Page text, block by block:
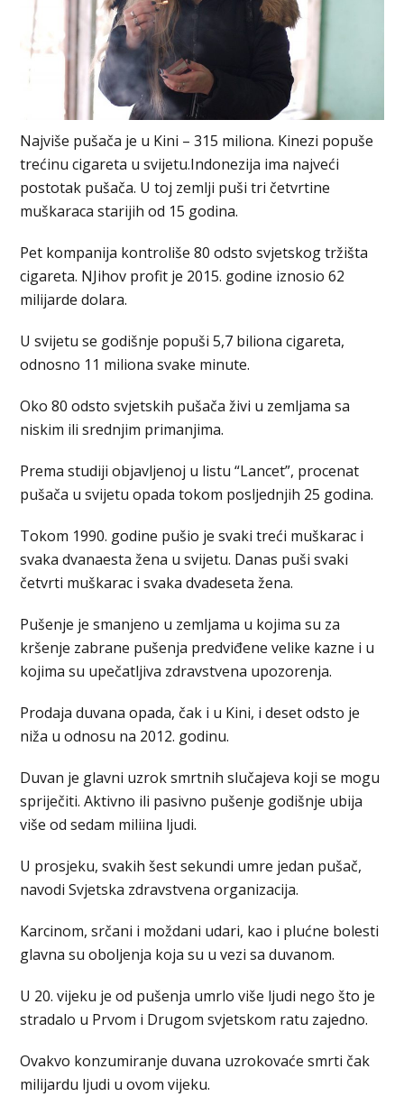
Najviše pušača je u Kini – 315 miliona. Kinezi popuše
trećinu cigareta u svijetu.Indonezija ima najveći
postotak pušača. U toj zemlji puši tri četvrtine
muškaraca starijih od 15 godina.
Pet kompanija kontroliše 80 odsto svjetskog tržišta
cigareta. NJihov profit je 2015. godine iznosio 62
milijarde dolara.
U svijetu se godišnje popuši 5,7 biliona cigareta,
odnosno 11 miliona svake minute.
Oko 80 odsto svjetskih pušača živi u zemljama sa
niskim ili srednjim primanjima.
Prema studiji objavljenoj u listu “Lancet”, procenat
pušača u svijetu opada tokom posljednjih 25 godina.
Tokom 1990. godine pušio je svaki treći muškarac i
svaka dvanaesta žena u svijetu. Danas puši svaki
četvrti muškarac i svaka dvadeseta žena.
Pušenje je smanjeno u zemljama u kojima su za
kršenje zabrane pušenja predviđene velike kazne i u
kojima su upečatljiva zdravstvena upozorenja.
Prodaja duvana opada, čak i u Kini, i deset odsto je
niža u odnosu na 2012. godinu.
Duvan je glavni uzrok smrtnih slučajeva koji se mogu
spriječiti. Aktivno ili pasivno pušenje godišnje ubija
više od sedam miliina ljudi.
U prosjeku, svakih šest sekundi umre jedan pušač,
navodi Svjetska zdravstvena organizacija.
Karcinom, srčani i moždani udari, kao i plućne bolesti
glavna su oboljenja koja su u vezi sa duvanom.
U 20. vijeku je od pušenja umrlo više ljudi nego što je
stradalo u Prvom i Drugom svjetskom ratu zajedno.
Ovakvo konzumiranje duvana uzrokovaće smrti čak
milijardu ljudi u ovom vijeku.